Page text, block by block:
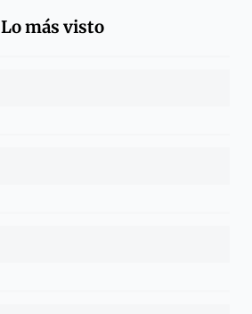
Lo más visto